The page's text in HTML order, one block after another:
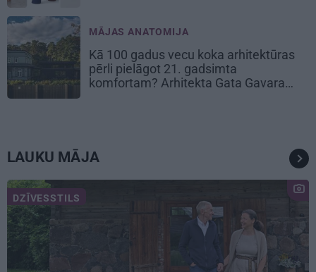
MĀJAS ANATOMIJA
Kā 100 gadus vecu koka arhitektūras
pērli pielāgot 21. gadsimta
komfortam? Arhitekta Gata Gavara
LAUKU MĀJA
DZĪVESSTILS